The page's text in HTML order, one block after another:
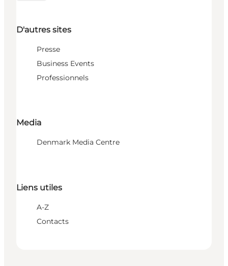
D'autres sites
Presse
Business Events
Professionnels
Media
Denmark Media Centre
Liens utiles
A-Z
Contacts